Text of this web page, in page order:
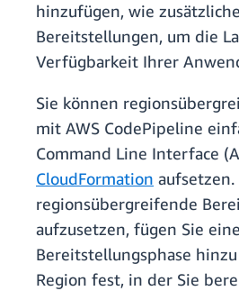
hinzufügen, wie
Bereitstellungen, um die
Verfügbarkeit Ihrer
Sie können
mit AWS CodePipeline
Command Line Interface
CloudFormation
regionsübergreifende
aufzusetzen, fügen Sie
Bereitstellungsphase
Region fest, in der Sie